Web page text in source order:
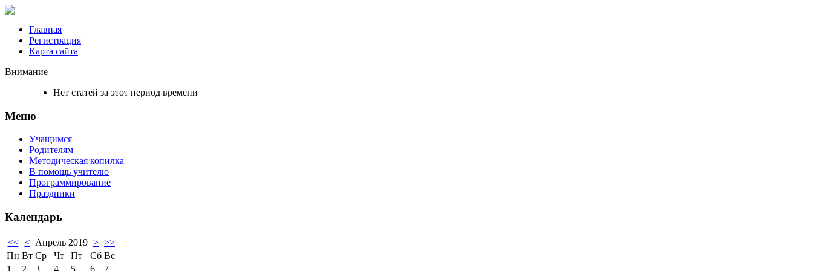
Главная
Регистрация
Карта сайта
Внимание
Нет статей за этот период времени
Меню
Учащимся
Родителям
Методическая копилка
В помощь учителю
Программирование
Праздники
Календарь
<< < Апрель 2019 > >>
Пн Вт Ср Чт Пт Сб Вс
1
2 3 4 5 6
7